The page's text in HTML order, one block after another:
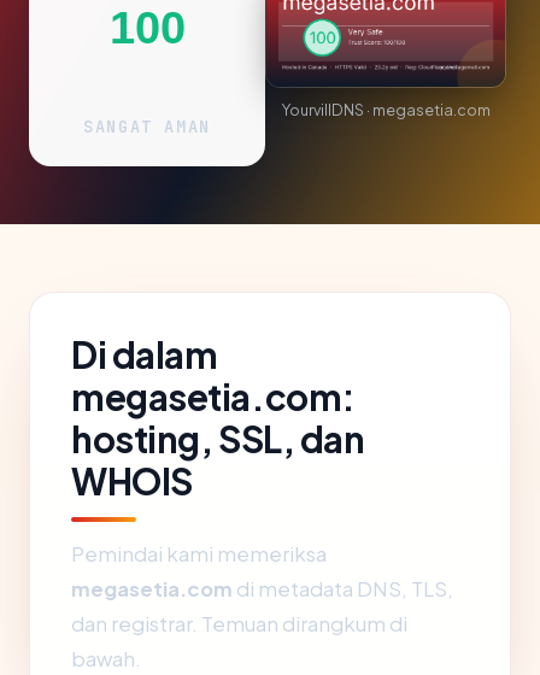
100
SANGAT AMAN
YourvillDNS · megasetia.com
Di dalam
megasetia.com:
hosting, SSL, dan
WHOIS
Pemindai kami memeriksa
megasetia.com di metadata DNS, TLS,
dan registrar. Temuan dirangkum di
bawah.